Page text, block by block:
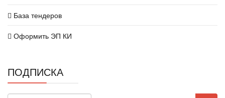
База тендеров
Оформить ЭП КИ
ПОДПИСКА